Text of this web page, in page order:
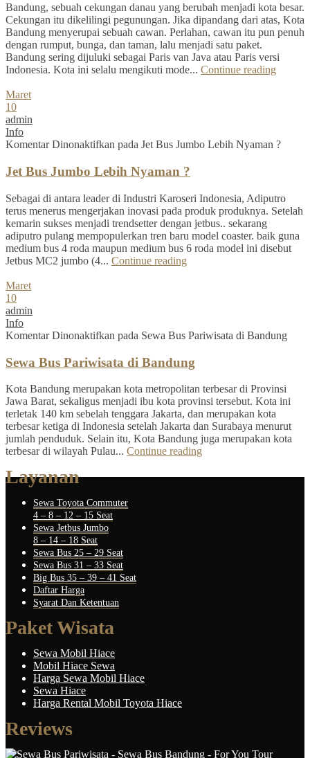
Bandung, sebuah cekungan danau yang berubah menjadi kota besar.
Cekungan itu dikelilingi pegunungan. Jika dipandang dari atas, Kota
Bandung menyerupai sebuah cawan. Perlahan, cawan itu pun penuh
dengan rumput, bunga, dan taman, lalu menjadi satu paket.
Bandung sering dijuluki sebagai Paris van Java atau Paris versi
Indonesia. Kota ini selalu mengikuti mode... Continue reading
Maret
10
admin
Info
Komentar Dinonaktifkan pada Jet Bus Jumbo Lebih Nyaman ?
Jet Bus Jumbo Lebih Nyaman ?
Sebagai di antara leader di Industri Karoseri Indonesia, Adiputro
terus menerus mengerjakan inovasi pada produk produknya. Setelah
kemarin sukses menjadi trendsetter dengan jetbus.. sekarang
adiputro pulang mempopulerkan tren baru model coaster. baik guna
medium bus 4 roda maupun medium bus 6 roda model ini disebut
Jetbus MC2 jumbo (4... Continue reading
Maret
10
admin
Info
Komentar Dinonaktifkan pada Sewa Bus Pariwisata di Bandung
Sewa Bus Pariwisata di Bandung
Kota Bandung merupakan kota metropolitan terbesar di Provinsi
Jawa Barat, sekaligus menjadi ibu kota provinsi tersebut. Kota ini
terletak 140 km sebelah tenggara Jakarta, dan merupakan kota
terbesar ketiga di Indonesia setelah Jakarta dan Surabaya menurut
jumlah penduduk. Selain itu, Kota Bandung juga merupakan kota
terbesar di wilayah Pulau... Continue reading
Layanan
Sewa Toyota Commuter
4 – 8 – 12 – 15 Seat
Sewa Jetbus Jumbo
8 – 14 – 18 Seat
Sewa Bus 25 – 29 Seat
Sewa Bus 31 – 33 Seat
Big Bus 35 – 39 – 41 Seat
Daftar Harga
Syarat Dan Ketentuan
Paket Wisata
Sewa Mobil Hiace
Mobil Hiace Sewa
Harga Sewa Mobil Hiace
Sewa Hiace
Harga Rental Mobil Toyota Hiace
Reviews